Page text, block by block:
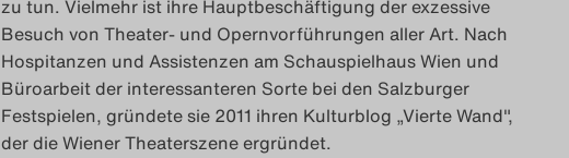
zu tun. Vielmehr ist ihre Hauptbeschäftigung der exzessive
Besuch von Theater- und Opernvorführungen aller Art. Nach
Hospitanzen und Assistenzen am Schauspielhaus Wien und
Büroarbeit der interessanteren Sorte bei den Salzburger
Festspielen, gründete sie 2011 ihren Kulturblog „Vierte Wand",
der die Wiener Theaterszene ergründet.